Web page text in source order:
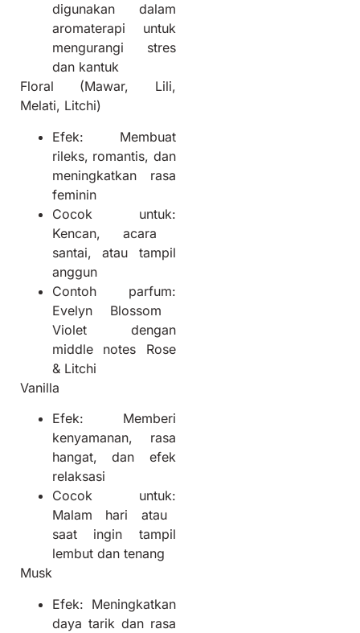
digunakan dalam
aromaterapi untuk
mengurangi stres
dan kantuk
Floral (Mawar, Lili,
Melati, Litchi)
Efek: Membuat
rileks, romantis, dan
meningkatkan rasa
feminin
Cocok untuk:
Kencan, acara
santai, atau tampil
anggun
Contoh parfum:
Evelyn Blossom
Violet dengan
middle notes Rose
& Litchi
Vanilla
Efek: Memberi
kenyamanan, rasa
hangat, dan efek
relaksasi
Cocok untuk:
Malam hari atau
saat ingin tampil
lembut dan tenang
Musk
Efek: Meningkatkan
daya tarik dan rasa